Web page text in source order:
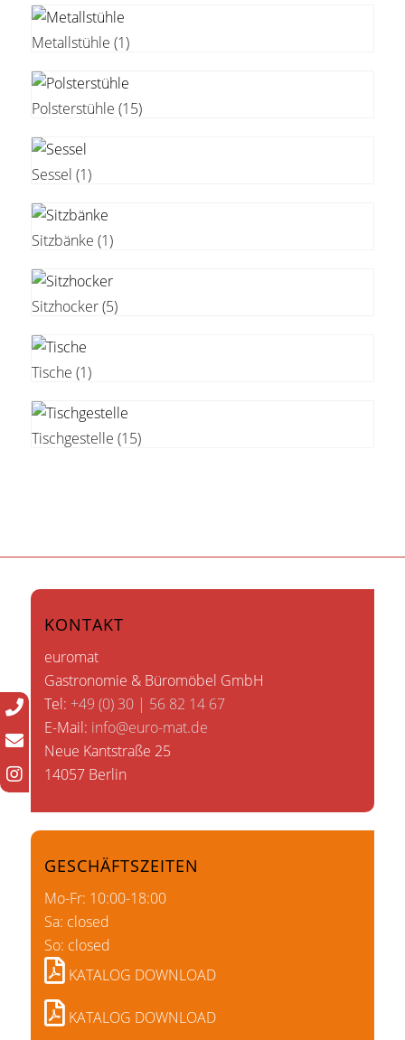
Metallstühle (1)
Polsterstühle (15)
Sessel (1)
Sitzbänke (1)
Sitzhocker(5)
Tische (1)
Tischgestelle (15)
KONTAKT
euromat
Gastronomie & Büromöbel GmbH
Tel: +49 (0) 30 | 56 82 14 67
E-Mail: info@euro-mat.de
Neue Kantstraße 25
14057 Berlin
GESCHÄFTSZEITEN
Mo-Fr: 10:00-18:00
Sa: closed
So: closed
KATALOG DOWNLOAD
KATALOG DOWNLOAD